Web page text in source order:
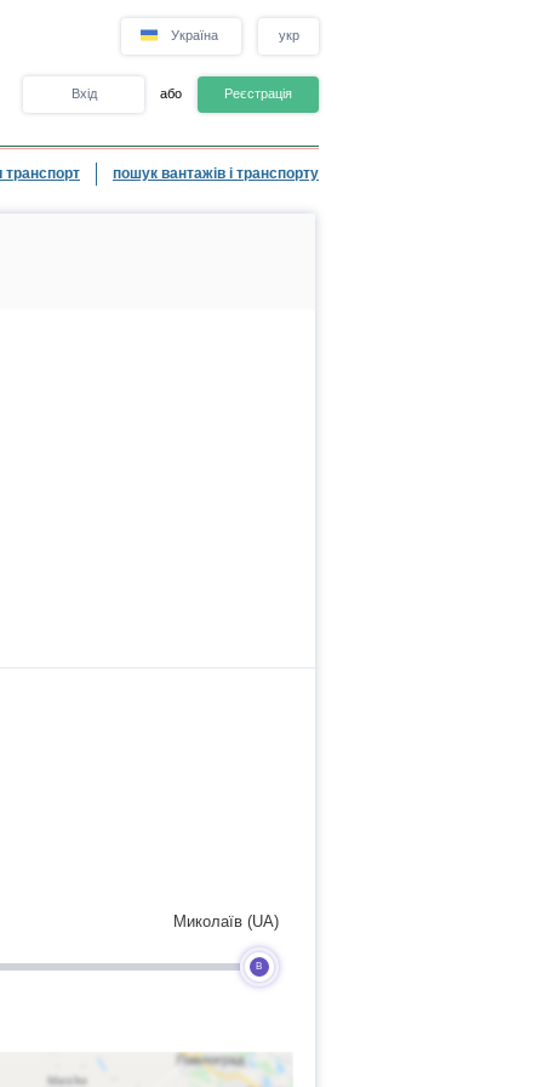
Україна укр
Вхід або Реєстрація
транспорт пошук вантажів і транспорту
B
Миколаїв (UA)